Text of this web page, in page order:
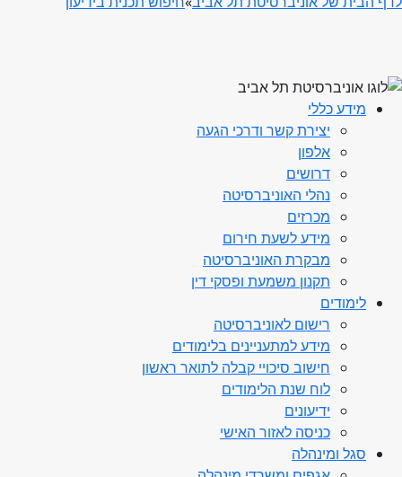
מידע כללי
יצירת קשר ודרכי הגעה
אלפון
דרושים
נהלי האוניברסיטה
מכרזים
מידע לשעת חירום
מבקרת האוניברסיטה
תקנון משמעת ופסקי דין
לימודים
רישום לאוניברסיטה
מידע למתעניינים בלימודים
חישוב סיכויי קבלה לתואר ראשון
לוח שנת הלימודים
ידיעונים
כניסה לאזור האישי
סגל ומינהלה